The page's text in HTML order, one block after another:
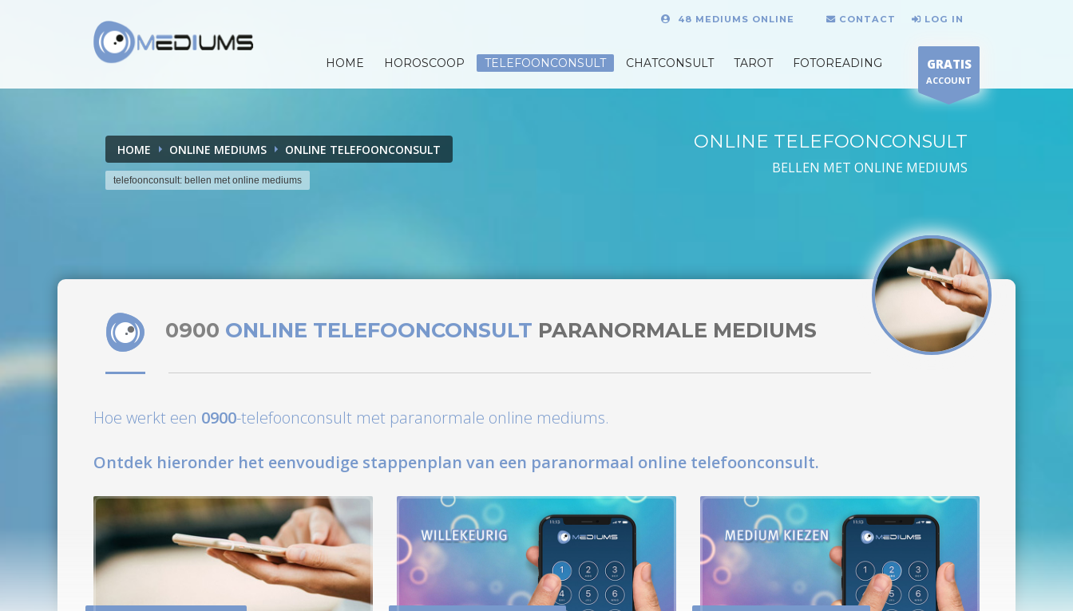
48 MEDIUMS ONLINE CONTACT LOG IN
HOME HOROSCOOP TELEFOONCONSULT CHATCONSULT TAROT FOTOREADING GRATIS
ACCOUNT
HOME ONLINE MEDIUMS ONLINE TELEFOONCONSULT
telefoonconsult: bellen met online mediums
ONLINE TELEFOONCONSULT
BELLEN MET ONLINE MEDIUMS
0900 ONLINE TELEFOONCONSULT PARANORMALE MEDIUMS
Hoe werkt een 0900-telefoonconsult met paranormale online mediums.
Ontdek hieronder het eenvoudige stappenplan van een paranormaal online telefoonconsult.